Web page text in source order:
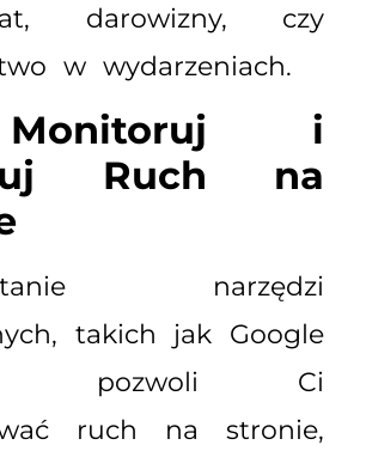
darowizny, czy
w wydarzeniach.
Monitoruj i
Ruch na
narzędzi
takich jak Google
pozwoli Ci
ruch na stronie,